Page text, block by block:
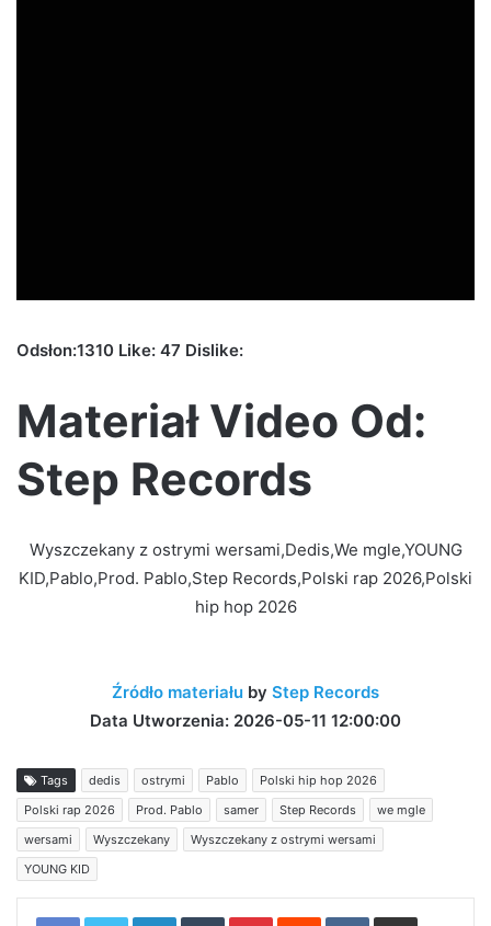
Odsłon:1310 Like: 47 Dislike:
Materiał Video Od:
Step Records
Wyszczekany z ostrymi wersami,Dedis,We mgle,YOUNG
KID,Pablo,Prod. Pablo,Step Records,Polski rap 2026,Polski
hip hop 2026
Źródło materiału by Step Records
Data Utworzenia: 2026-05-11 12:00:00
Tags dedis ostrymi Pablo
Polski hip hop 2026
Polski rap 2026
Prod. Pablo samer Step Records
we mgle
wersami
Wyszczekany
Wyszczekany z ostrymi wersami
YOUNG KID
LinkedInTumblrPinterestReddit VKontakteShare via Email